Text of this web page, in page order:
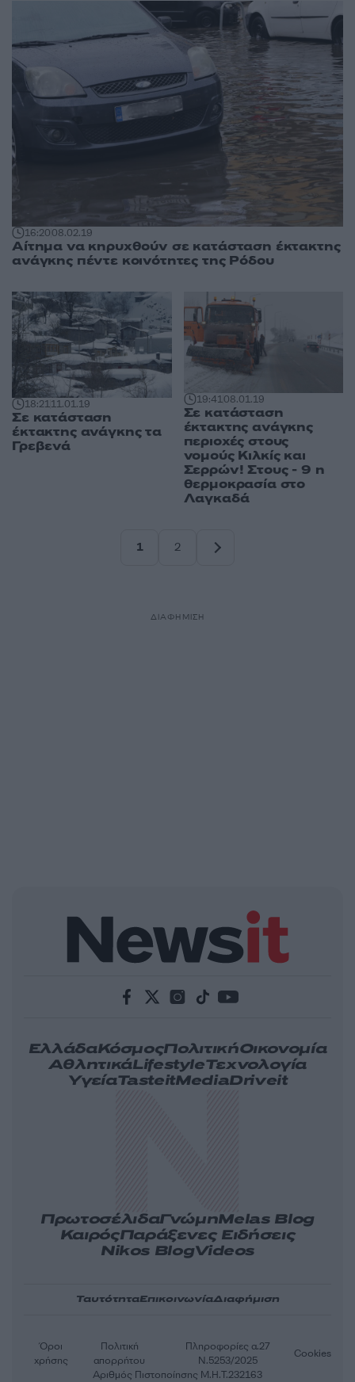
16:2008.02.19
Αίτημα να κηρυχθούν σε κατάσταση έκτακτης
ανάγκης πέντε κοινότητες της Ρόδου
18:2111.01.19
Σε κατάσταση
έκτακτης ανάγκης τα
Γρεβενά
19:4108.01.19
Σε κατάσταση
έκτακτης ανάγκης
περιοχές στους
νομούς Κιλκίς και
Σερρών! Στους - 9 η
θερμοκρασία στο
Λαγκαδά
1
2
ΔΙΑΦΗΜΙΣΗ
ΕλλάδαΚόσμοςΠολιτικήΟικονομία
ΑθλητικάLifestyleΤεχνολογία
ΥγείαTasteitMediaDriveit
ΠρωτοσέλιδαΓνώμηMelas Blog
ΚαιρόςΠαράξενες Ειδήσεις
Nikos BlogVideos
ΤαυτότηταΕπικοινωνίαΔιαφήμιση
Αριθμός Πιστοποίησης Μ.Η.Τ.232163
Όροι
χρήσης
Πολιτική
απορρήτου
Πληροφορίες α.27
Ν.5253/2025
Cookies